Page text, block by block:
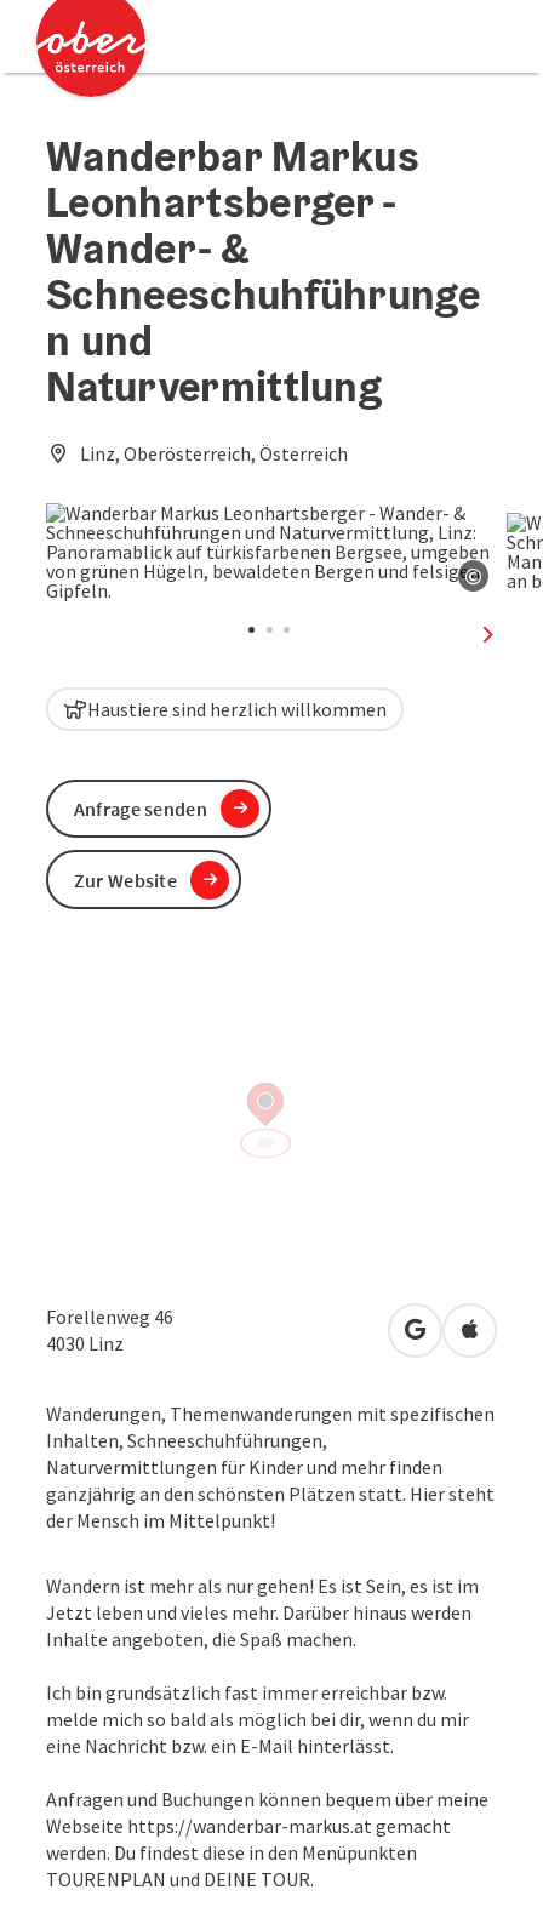
Zum Inhalt
Zum Seitenanfang
Wanderbar Markus
Leonhartsberger -
Wander- &
Schneeschuhführunge
n und
Naturvermittlung
Linz, Oberösterreich, Österreich
©
Haustiere sind herzlich willkommen
Forellenweg 46
4030 Linz in Google
in
Wanderungen, Themenwanderungen mit spezifischen
Inhalten, Schneeschuhführungen,
Naturvermittlungen für Kinder und mehr finden
ganzjährig an den schönsten Plätzen statt. Hier steht
der Mensch im Mittelpunkt!
Wandern ist mehr als nur gehen! Es ist Sein, es ist im
Jetzt leben und vieles mehr. Darüber hinaus werden
Inhalte angeboten, die Spaß machen.
Ich bin grundsätzlich fast immer erreichbar bzw.
melde mich so bald als möglich bei dir, wenn du mir
eine Nachricht bzw. ein E-Mail hinterlässt.
Anfragen und Buchungen können bequem über meine
Webseite https://wanderbar-markus.at gemacht
werden. Du findest diese in den Menüpunkten
TOURENPLAN und DEINE TOUR.
Anfrage senden
Zur Website